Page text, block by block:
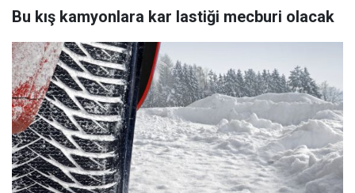
Bu kış kamyonlara kar lastiği mecburi olacak